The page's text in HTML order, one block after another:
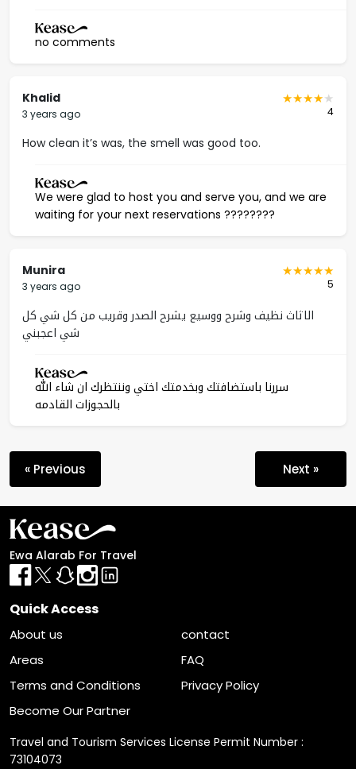
no comments
Khalid
3 years ago 4
How clean it’s was, the smell was good too.
We were glad to host you and serve you, and we are
waiting for your next reservations ????????
Munira
3 years ago 5
الاثاث نظيف وشرح ووسيع يشرح الصدر وقريب من كل شي كل
شي اعجبني
سررنا باستضافتك وبخدمتك اختي وننتظرك ان شاء الله
بالحجوزات القادمه
« Previous Next »
Ewa Alarab For Travel
Quick Access
About us
contact
Areas
FAQ
Terms and Conditions
Privacy Policy
Become Our Partner
Travel and Tourism Services License Permit Number :
73104073